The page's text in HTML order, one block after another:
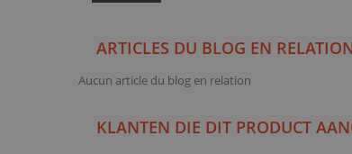
ARTICLES DU BLOG EN
Aucun article du blog en relation
KLANTEN DIE DIT PRODUCT